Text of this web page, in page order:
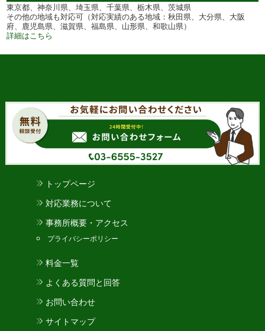
東京都、神奈川県、埼玉県、千葉県、栃木県、茨城県
その他の地域も対応可（対応実績のある地域：秋田県、大分県、大阪
府、鹿児島県、滋賀県、福島県、山形県、和歌山県）
詳細はこちら
トップページ
対応業務について
事務所概要・アクセス
プライバシーポリシー
料金一覧
よくある質問と回答
お問い合わせ
サイトマップ